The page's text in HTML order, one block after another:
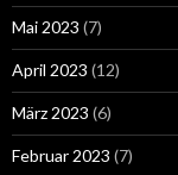
Mai 2023 (7)
April 2023 (12)
März 2023 (6)
Februar 2023 (7)